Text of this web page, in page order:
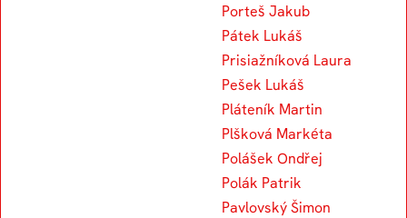
Porteš Jakub
Pátek Lukáš
Prisiažníková Laura
Pešek Lukáš
Pláteník Martin
Plšková Markéta
Polášek Ondřej
Polák Patrik
Pavlovský Šimon